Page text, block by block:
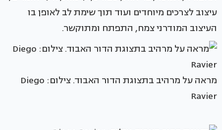
עיצוב לצרכים מיוחדים ועוד תוך שימת לב לאופן בו
העיצוב המודרני צמח, התפתח ומתוקשר.
מראה על מרהיב בתצוגת הדור האבוד. צילום: Diego
Ravier